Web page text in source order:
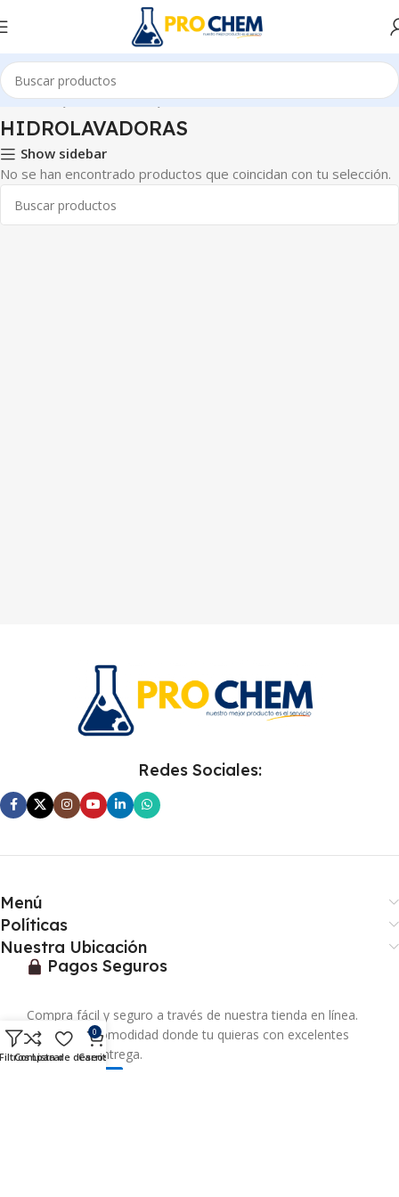
Inicio MAQUINARIAS Y EQUIPOS HIDROLAVADORAS
HIDROLAVADORAS
Show sidebar
No se han encontrado productos que coincidan con tu selección.
Redes Sociales:
Menú
Políticas
Nuestra Ubicación
Pagos Seguros
Compra fácil y seguro a través de nuestra tienda en línea.
Recibe con comodidad donde tu quieras con excelentes
tiempos de entrega.
Comparar
Lista de deseos
0
Carrito